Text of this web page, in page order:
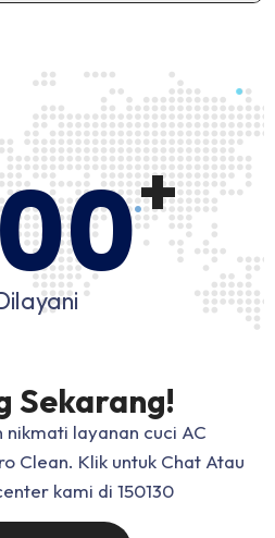
+
Sekarang!
nikmati layanan cuci AC
Clean. Klik untuk Chat Atau
kami di 150130